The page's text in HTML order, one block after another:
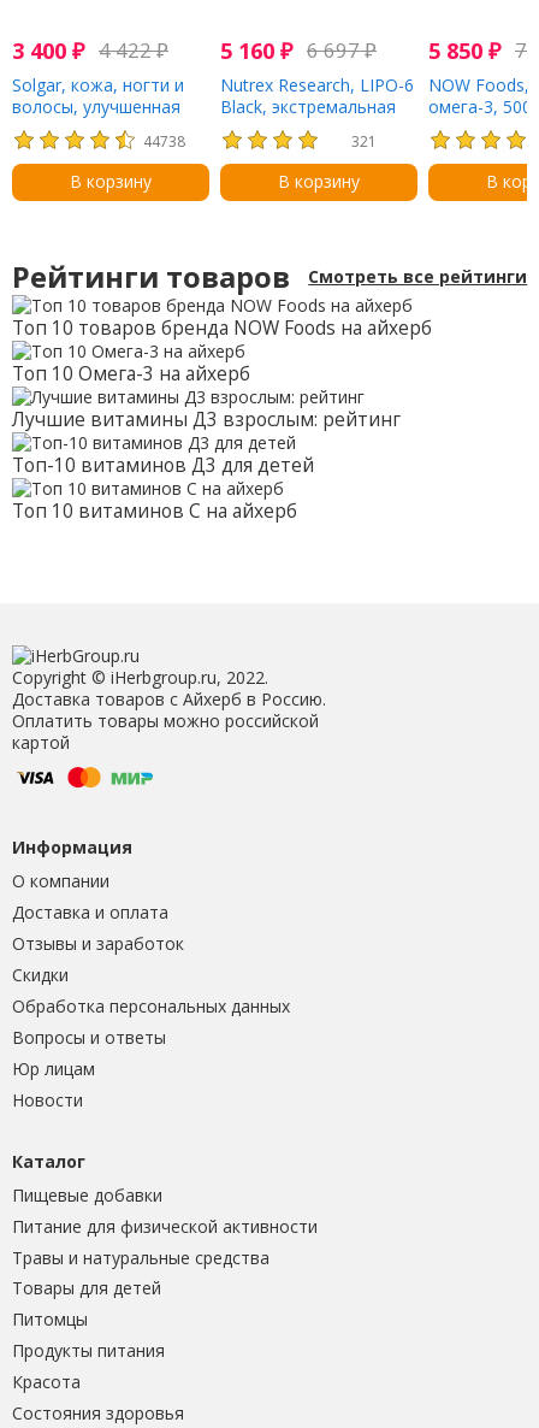
3 400 ₽ 4 422₽
Solgar, кожа, ногти и
волосы, улучшенная
формула с МСМ, 120
таблеток
44738
В корзину
5 160 ₽ 6 697₽
Nutrex Research, LIPO-6
Black, экстремальная
эффективность, 120
черных капсул
321
В корзину
5 850 ₽ 7
NOW Foods,
омега-3,
ДГК, 180
таблеток из
желатина
В
Рейтинги товаров Смотреть все рейтинги
Топ 10 товаров бренда NOW Foods на айхерб
Топ 10 Омега-3 на айхерб
Лучшие витамины Д3 взрослым: рейтинг
Топ-10 витаминов Д3 для детей
Топ 10 витаминов С на айхерб
Copyright © iHerbgroup.ru, 2022.
Доставка товаров с Айхерб в Россию.
Оплатить товары можно российской
картой
Информация
О компании
Доставка и оплата
Отзывы и заработок
Скидки
Обработка персональных данных
Вопросы и ответы
Юр лицам
Новости
Каталог
Пищевые добавки
Питание для физической активности
Травы и натуральные средства
Товары для детей
Питомцы
Продукты питания
Красота
Состояния здоровья